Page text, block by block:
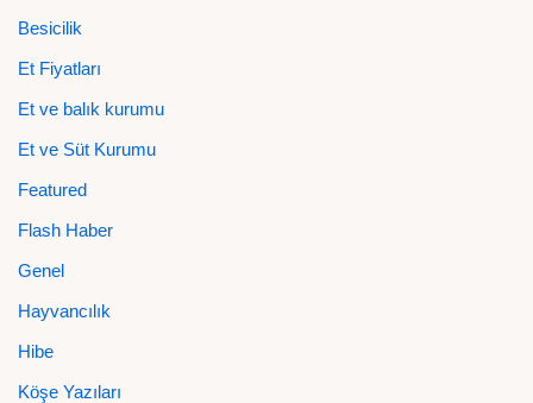
Besicilik
Et Fiyatları
Et ve balık kurumu
Et ve Süt Kurumu
Featured
Flash Haber
Genel
Hayvancılık
Hibe
Köşe Yazıları